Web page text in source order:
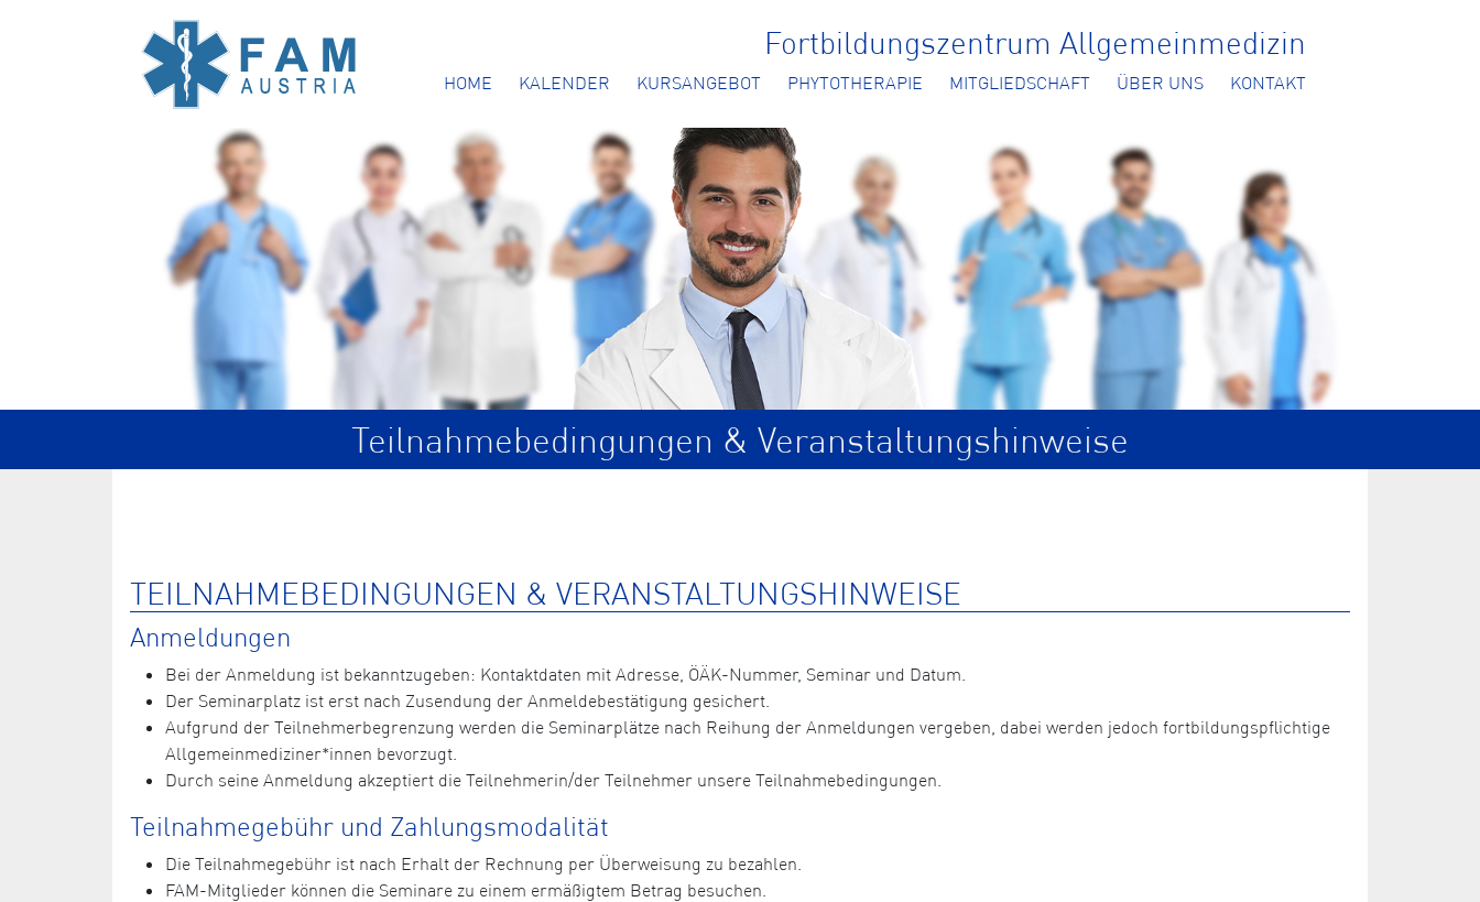
Fortbildungszentrum Allgemeinmedizin
HOME KALENDER KURSANGEBOT PHYTOTHERAPIE MITGLIEDSCHAFT ÜBER UNS KONTAKT
Teilnahmebedingungen & Veranstaltungshinweise
TEILNAHMEBEDINGUNGEN & VERANSTALTUNGSHINWEISE
Anmeldungen
Bei der Anmeldung ist bekanntzugeben: Kontaktdaten mit Adresse, ÖÄK-Nummer, Seminar und Datum.
Der Seminarplatz ist erst nach Zusendung der Anmeldebestätigung gesichert.
Aufgrund der Teilnehmerbegrenzung werden die Seminarplätze nach Reihung der Anmeldungen vergeben, dabei werden jedoch fortbildungspflichtige
Allgemeinmediziner*innen bevorzugt.
Durch seine Anmeldung akzeptiert die Teilnehmerin/der Teilnehmer unsere Teilnahmebedingungen.
Teilnahmegebühr und Zahlungsmodalität
Die Teilnahmegebühr ist nach Erhalt der Rechnung per Überweisung zu bezahlen.
FAM-Mitglieder können die Seminare zu einem ermäßigtem Betrag besuchen.